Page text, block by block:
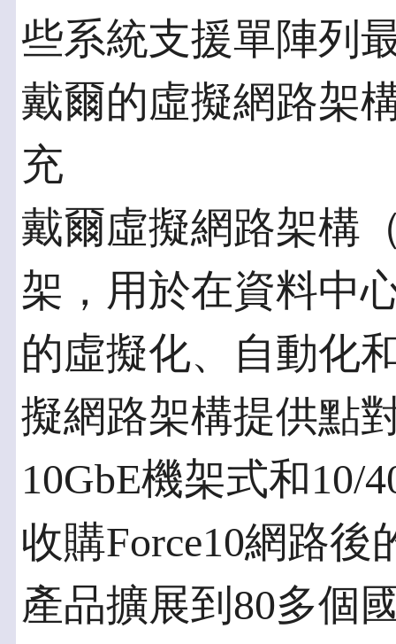
些系統支援單陣列
戴爾的虛擬網路架
充
戴爾虛擬網路架構
架，用於在資料中
的虛擬化、自動化
擬網路架構提供點
10GbE機架式和10/
收購Force10網路
產品擴展到80多個